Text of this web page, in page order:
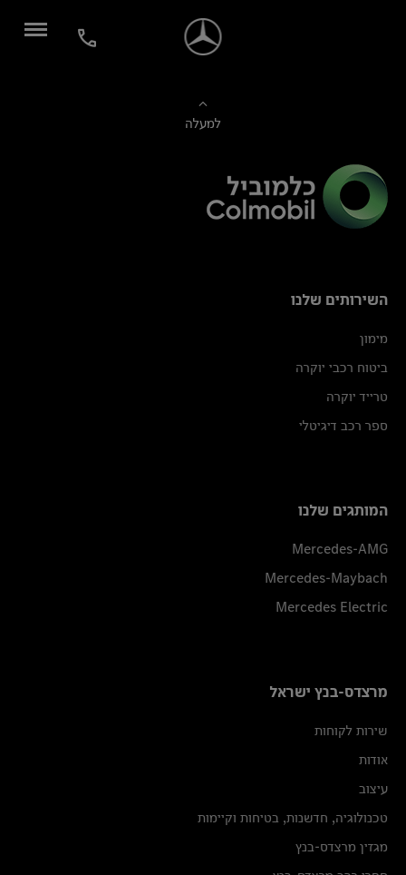
למעלה
השירותים שלנו
מימון
ביטוח רכבי יוקרה
טרייד יוקרה
ספר רכב דיגיטלי
המותגים שלנו
Mercedes-AMG
Mercedes-Maybach
Mercedes Electric
מרצדס-בנץ ישראל
שירות לקוחות
אודות
עיצוב
טכנולוגיה, חדשנות, בטיחות וקיימות
מגזין מרצדס-בנץ